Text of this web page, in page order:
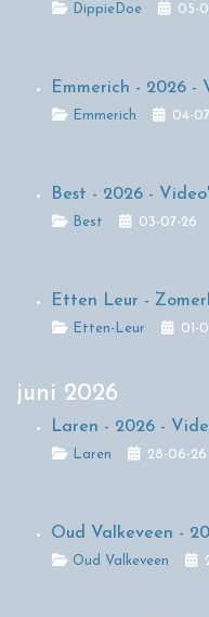
DetailsDippieDoe 05-
Emmerich - 2026 -
DetailsEmmerich 04-
Best - 2026 -
Details
Best 03-07-26
Etten Leur -
DetailsEtten-Leur 01-
juni 2026
Laren - 2026 -
Details
Laren 28-06-26
Oud Valkeveen -
DetailsOud Valkeveen